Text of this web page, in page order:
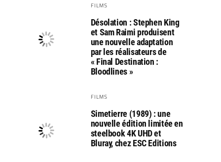
FILMS
Désolation : Stephen King
et Sam Raimi produisent
une nouvelle adaptation
par les réalisateurs de
« Final Destination :
Bloodlines »
FILMS
Simetierre (1989) : une
nouvelle édition limitée en
steelbook 4K UHD et
Bluray, chez ESC Editions